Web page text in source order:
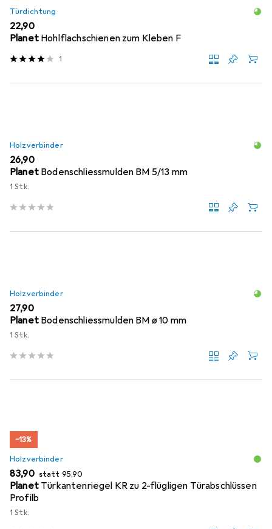
Türdichtung
EUR
22,90
Planet Hohlflachschienen zum Kleben F
1
Holzverbinder
EUR
26,90
Planet Bodenschliessmulden BM 5/13 mm
1 Stk.
Holzverbinder
EUR
27,90
Planet Bodenschliessmulden BM ø 10 mm
1 Stk.
−13%
Holzverbinder
EUR
83,90 statt EUR
95,90
Planet Türkantenriegel KR zu 2-flügligen Türabschlüssen
Profilb
1 Stk.